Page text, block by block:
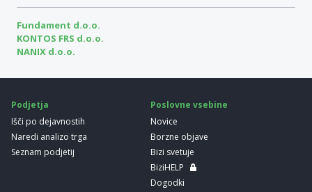
Fundament d.o.o.
KONTOS FRS d.o.o.
NANIX d.o.o.
Podjetja
Išči po dejavnostih
Naredi analizo trga
Seznam podjetij
Poslovne vsebine
Novice
Borzne objave
Bizi svetuje
BiziHELP
Dogodki